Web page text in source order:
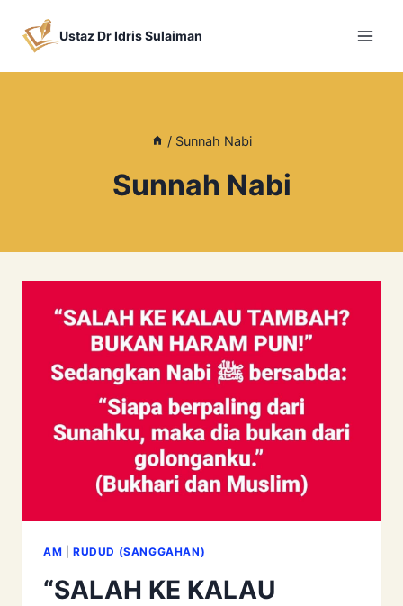
Ustaz Dr Idris Sulaiman
/ Sunnah Nabi
Sunnah Nabi
AM RUDUD (SANGGAHAN)
“SALAH KE KALAU